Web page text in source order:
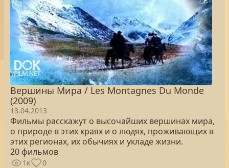
Вершины Мира / Les Montagnes Du Monde
(2009)
13.04.2013
Фильмы расскажут о высочайших вершинах мира,
о природе в этих краях и о людях, проживающих в
этих регионах, их обычиях и укладе жизни.
20 фильмов
1к 0